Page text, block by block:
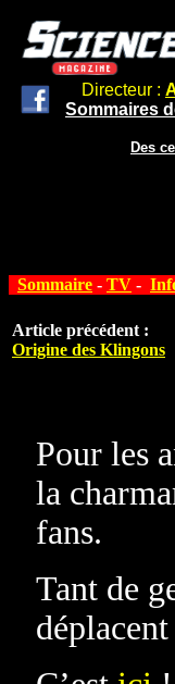
Directeur :
Sommaires
Des
Sommaire - TV -
Article précédent :
Origine des Klingons
Pour les
la
fans.
Tant de